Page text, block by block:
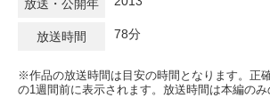
放送・公開年
放送時間 78分
※作品の放送時間は目安の時間となります。正
の1週間前に表示されます。放送時間は本編のみ